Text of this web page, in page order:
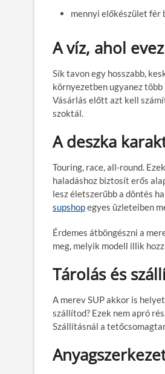
mennyi előkészület fér
A víz, ahol
Sík tavon egy hosszabb,
környezetben ugyanez
Vásárlás előtt azt kell
szoktál.
A deszka
Touring, race, all-round.
haladáshoz biztosít erős
lesz életszerűbb a döntés
supshopegyes üzleteiben
Érdemes átböngészni a
meg, melyik modell illik
Tárolás és
A merev SUP akkor is
szállítod? Ezek nem apró
Szállításnál a